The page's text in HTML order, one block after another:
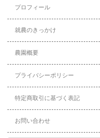
プロフィール
就農のきっかけ
農園概要
プライバシーポリシー
特定商取引に基づく表記
お問い合わせ